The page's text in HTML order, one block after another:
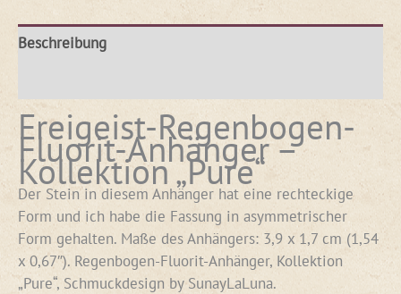
Beschreibung
Freigeist-Regenbogen-
Fluorit-Anhänger –
Kollektion „Pure“
Der Stein in diesem Anhänger hat eine rechteckige
Form und ich habe die Fassung in asymmetrischer
Form gehalten. Maße des Anhängers: 3,9 x 1,7 cm (1,54
x 0,67″). Regenbogen-Fluorit-Anhänger, Kollektion
„Pure“, Schmuckdesign by SunayLaLuna.